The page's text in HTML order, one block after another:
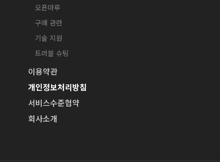
오픈마루
구매 관련
기술 지원
트러블 슈팅
이용약관
개인정보처리방침
서비스수준협약
회사소개